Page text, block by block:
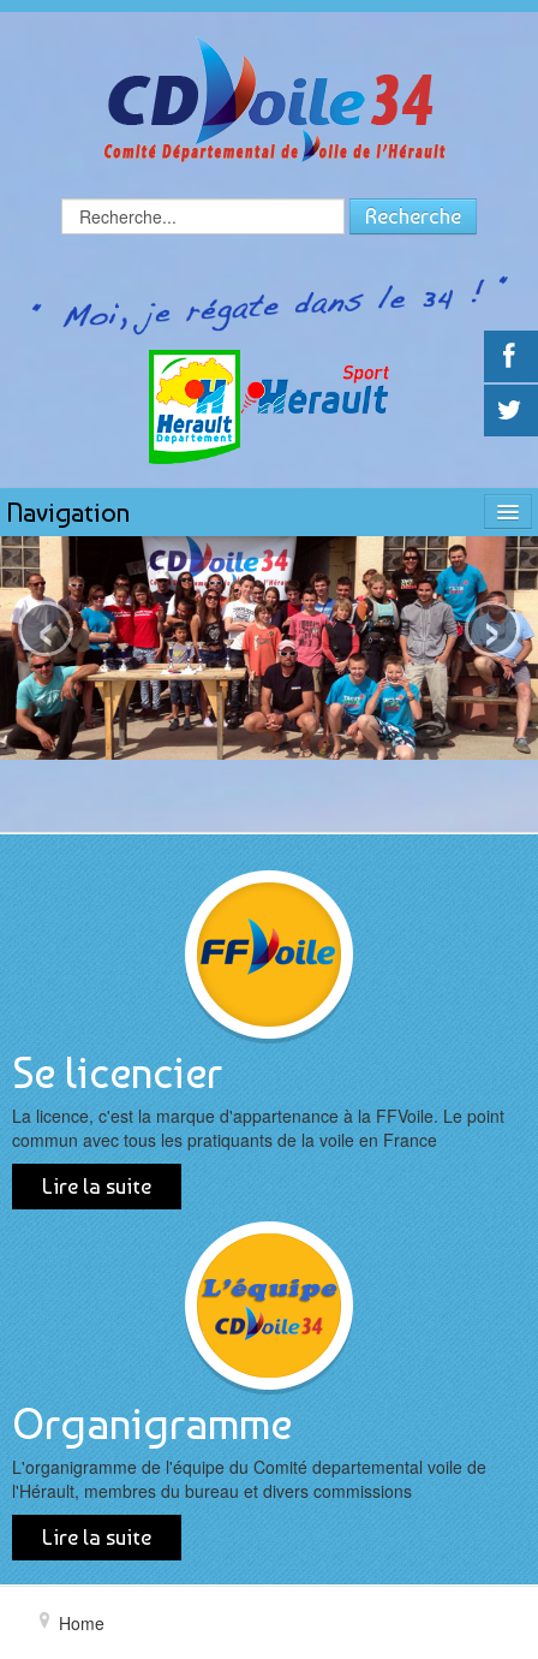
Rechercher Recherche
Navigation
ACCUEIL
CDV 34
Présentation
L'équipe
VOILE LÉGÈRE
Réglement Challenge
Le calendrier
INSCRIPTIONS
Résultats
Photos des régates
Photos régate Mèze 2017
Photos régate Salagou 2017
Photos régate Port Camargue Sept 2017
Photos régate Palavas Oct 2017
Stages
Se licencier
HABITABLES
AVIS DE COURSES
OCCITANIA CUP !
‹ ›
Se licencier
La licence, c'est la marque d'appartenance à la FFVoile. Le point
commun avec tous les pratiquants de la voile en France
Lire la suite
Organigramme
L'organigramme de l'équipe du Comité departemental voile de
l'Hérault, membres du bureau et divers commissions
Lire la suite
Home